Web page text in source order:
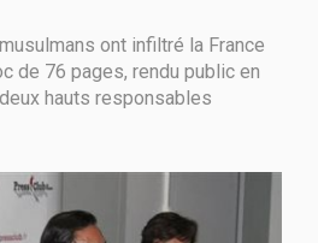
ont infiltré la France
de 76 pages, rendu public en
hauts responsables
les informations